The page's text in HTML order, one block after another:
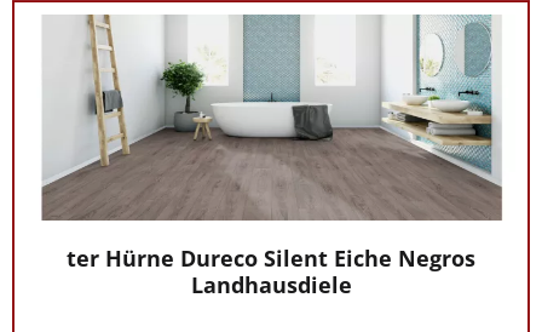
ter Hürne Dureco Silent Eiche Negros
Landhausdiele